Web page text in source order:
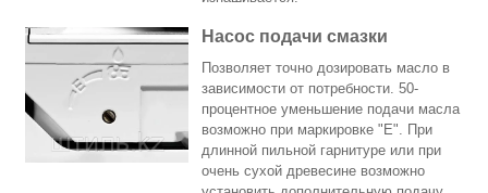
Насос подачи смазки
Позволяет точно дозировать масло в
зависимости от потребности. 50-
процентное уменьшение подачи масла
возможно при маркировке "Е". При
длинной пильной гарнитуре или при
очень сухой древесине возможно